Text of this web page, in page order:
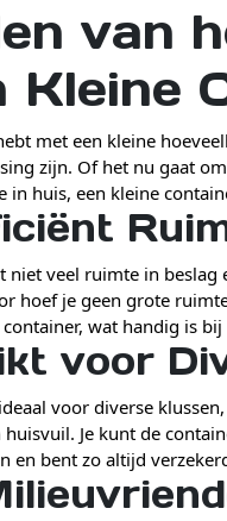
van
Kleine
met een kleine
zijn. Of het nu gaat
in huis, een kleine
niet veel ruimte in
hoef je geen grote
container, wat handig is
voor
voor diverse
Je kunt de
en bent zo altijd